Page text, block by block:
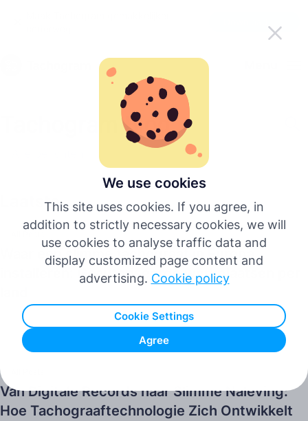
We use cookies
This site uses cookies. If you agree, in
addition to strictly necessary cookies, we will
use cookies to analyse traffic data and
display customized page content and
advertising. Cookie policy
Cookie Settings
Agree
Nederlands
Français
Italiano
Tachogram Blog
Laatste
Waar een slimme tachograaf in Europa
installeren: Geautoriseerde werkplaatsen per
Van Digitale Records naar Slimme Naleving:
Hoe Tachograaftechnologie Zich Ontwikkelt